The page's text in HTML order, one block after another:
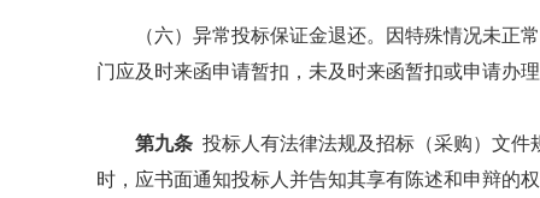
（六）异常投标保证金退还。因特殊情况未
门应及时来函申请暂扣，未及时来函暂扣或申请办
第九条 投标人有法律法规及招标（采购）文
时，应书面通知投标人并告知其享有陈述和申辩的